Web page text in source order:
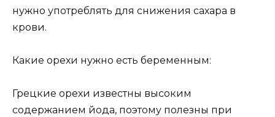
нужно употреблять для снижения сахара в
крови.
Какие орехи нужно есть беременным:
Грецкие орехи известны высоким
содержанием йода, поэтому полезны при